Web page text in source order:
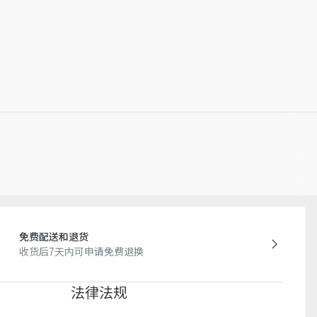
免费配送和退货
收货后7天内可申请免费退换
法律法规